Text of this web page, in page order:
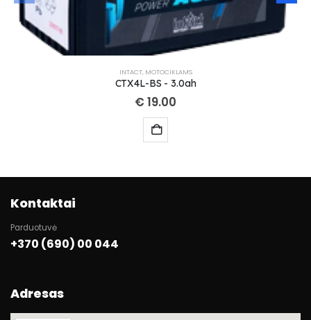
INTACT, MOTOCIKLAMS
CTX4L-BS - 3.0ah
€ 19.00
Kontaktai
Parduotuvė
+370 (690) 00 044
Adresas